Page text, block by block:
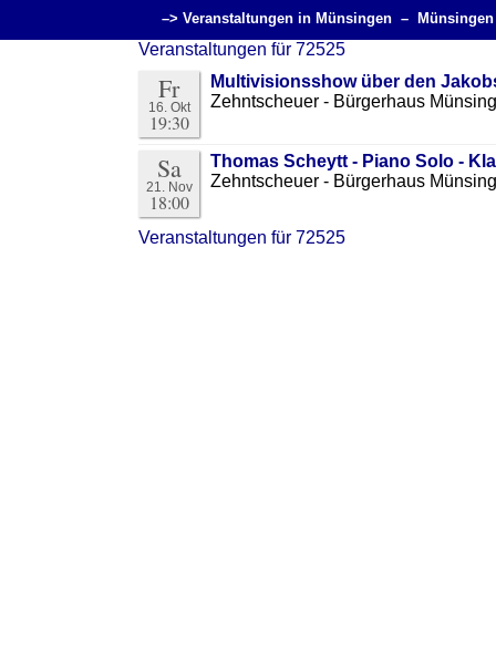
–> Veranstaltungen in Münsingen –
Veranstaltungen für 72525
Fr
16. Okt
19:30
Multivisionsshow über den
Zehntscheuer - Bürgerhaus
Sa
21. Nov
18:00
Thomas Scheytt - Piano Solo -
Zehntscheuer - Bürgerhaus
Veranstaltungen für 72525